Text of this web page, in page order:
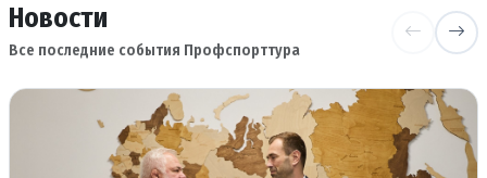
Новости
Все последние события Профспорттура